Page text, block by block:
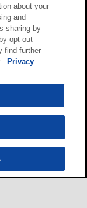
ำมันชนิดนี้ช่วย
กร่อนได้อย่างดี
ลและ มีคุณสมบัติ
มีดัชนีความ
นาของฟิล์ม
พลังงานน้อยที่สุด
การปลดปล่อย
ากาศของปั๊มและ
about your
and
sharing by
opt-out
find further
Privacy